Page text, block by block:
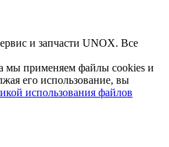
и запчасти UNOX. Все
мы применяем файлы cookies и
его использование, вы
использования файлов